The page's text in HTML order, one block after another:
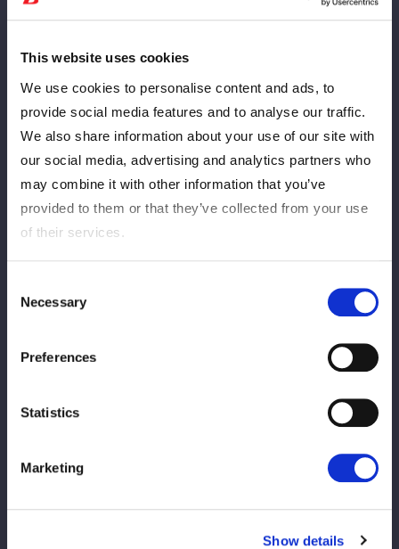
This website uses cookies
We use cookies to personalise content and ads, to
provide social media features and to analyse our traffic.
We also share information about your use of our site with
our social media, advertising and analytics partners who
may combine it with other information that you’ve
provided to them or that they’ve collected from your use
of their services.
Selection
Necessary
Preferences
Statistics
Marketing
Show details
5/16（土）『Gメッセ群馬大会』、5/17(日)『後楽園ホール大
グッズを手に入れて、試合をさらに楽しみましょう
新商品一覧
・吏南 Pink❤︎Devil Tシャツ
・梨杏Tシャツ
Newポートレート
羽南（ワンダーVer）
グッズラインナップは本ページ上部の画像をご覧ください。
イベント当日は混雑が予想されますので、お早めの来場をお勧め
https://wwr-stardom.com/schedule/20260516_takasaki/